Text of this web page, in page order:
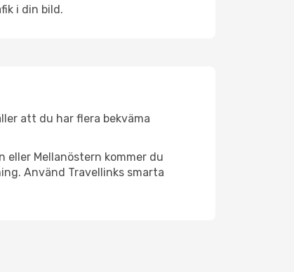
i din bild.
att du har flera bekväma
eller Mellanöstern kommer du
Använd Travellinks smarta